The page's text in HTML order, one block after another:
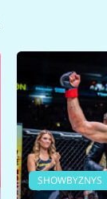
SHOWBYZNYS